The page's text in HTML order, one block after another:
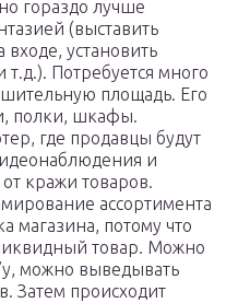
гораздо лучше
(выставить
установить
Потребуется много
площадь. Его
полки, шкафы.
где продавцы будут
и
кражи товаров.
ассортимента
магазина, потому что
товар. Можно
можно выведывать
Затем происходит